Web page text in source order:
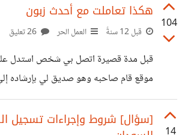
104
هكذا تعاملت مع أحدث زبون
قبل 12 سنةً العمل الحر
قبل مدة قصيرة اتصل بي شخص استدل
موقع قام صاحبه وهو صديق لي بإرشاده
تطبيق جوال يربط بين محلات العرض
يتم دفع نصف المبلغ مقدماً و النصف
[سؤال] شروط وإجراءات تسجيل